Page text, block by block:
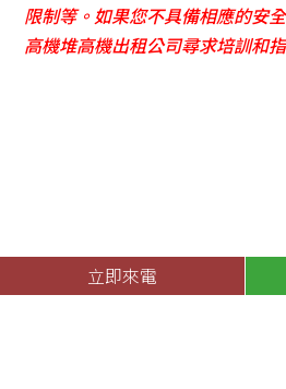
限制等。如果您不具備相應的安
高機堆高機出租公司尋求培訓和
立即來電